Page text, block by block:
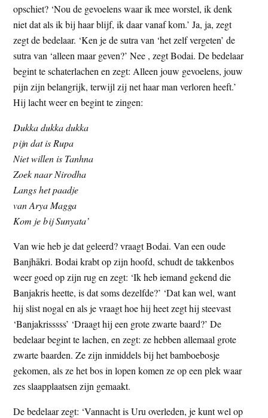
opschiet? ‘Nou de gevoelens waar ik mee worstel, ik denk
niet dat als ik bij haar blijf, ik daar vanaf kom.’ Ja, ja, zegt
zegt de bedelaar. ‘Ken je de sutra van ‘het zelf vergeten’ de
sutra van ‘alleen maar geven?’ Nee , zegt Bodai. De bedelaar
begint te schaterlachen en zegt: Alleen jouw gevoelens, jouw
pijn zijn belangrijk, terwijl zij net haar man verloren heeft.’
Hij lacht weer en begint te zingen:
Dukka dukka dukka
pijn dat is Rupa
Niet willen is Tanhna
Zoek naar Nirodha
Langs het paadje
van Arya Magga
Kom je bij Sunyata’
Van wie heb je dat geleerd? vraagt Bodai. Van een oude
Banjhākri. Bodai krabt op zijn hoofd, schudt de takkenbos
weer goed op zijn rug en zegt: ‘Ik heb iemand gekend die
Banjakris heette, is dat soms dezelfde?’ ‘Dat kan wel, want
hij slist nogal en als je vraagt hoe hij heet zegt hij steevast
‘Banjakrisssss’ ‘Draagt hij een grote zwarte baard?’ De
bedelaar begint te lachen, en zegt: ze hebben allemaal grote
zwarte baarden. Ze zijn inmiddels bij het bamboebosje
gekomen, als ze het bos in lopen komen ze op een plek waar
zes slaapplaatsen zijn gemaakt.
De bedelaar zegt: ‘Vannacht is Uru overleden, je kunt wel op